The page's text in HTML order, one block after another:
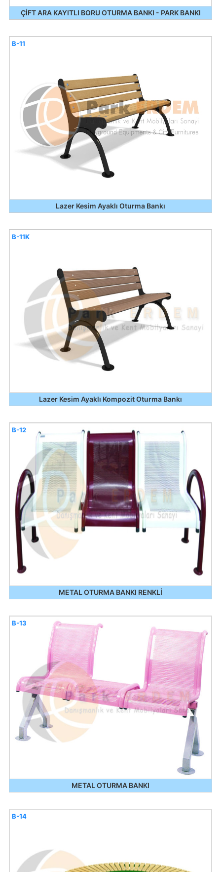
ÇİFT ARA KAYITLI BORU OTURMA BANKI - PARK BANKI
Lazer Kesim Ayaklı Oturma Bankı
B-11
Lazer Kesim Ayaklı Kompozit Oturma Bankı
B-11K
METAL OTURMA BANKI RENKLİ
B-12
METAL OTURMA BANKI
B-13
B-14